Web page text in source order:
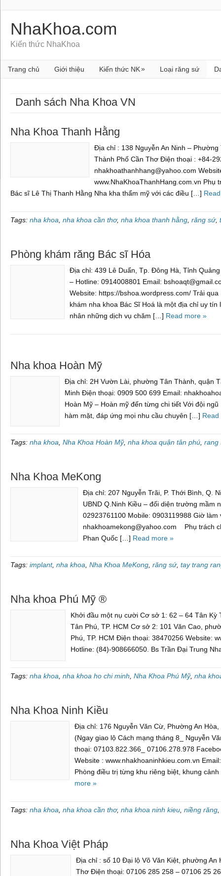
NhaKhoa.com
Kiến thức NhaKhoa
Trang chủ Giới thiệu Kiến thức NK» Loại răng sứ
Danh sách Nha Khoa VN
Nha Khoa Thanh Hằng
Địa chỉ : 138 Nguyễn An Ninh – Phường
Thành Phố Cần Thơ Điện thoại : +84-
nhakhoathanhhang@yahoo.com
www.NhaKhoaThanhHang.com.vn Phụ
Bác sĩ Lê Thị Thanh Hằng Nha kha thẩm mỹ với các điều […]
Tags: nha khoa nha khoa cần thơ, nha khoa thanh hằng răng sứ,
Phòng khám răng Bác sĩ Hóa
Địa chỉ: 439 Lê Duẩn, Tp. Đông Hà, Tỉnh
– Hotline: 0914008801 Email:
Website: https://bshoa.wordpress.com/ Trải
khám nha khoa Bác Sĩ Hoá là một địa chỉ uy
nhân những dịch vụ chăm […] Read more »
Nha khoa Hoàn Mỹ
Địa chỉ: 2H Vườn Lài, phường Tân Thành, quận
Minh Điện thoại: 0909 500 699 Email:
Hoàn Mỹ – Hoàn mỹ đến từng chi tiết Với đội
hàm mặt, đáp ứng mọi nhu cầu chuyên […] Read
Tags: nha khoa Nha Khoa Hoàn Mỹ, nha khoa quận tân phú rang
Nha Khoa MeKong
Địa chỉ: 207 Nguyễn Trãi, P. Thới Bình, Q.
UBND Q.Ninh Kiều – đối diện trường mầm
02923761100 Mobile: 0903119988 Giờ
nhakhoamekong@yahoo.com Phụ trách
Phan Quốc […] Read more »
Tags: implant, nha khoa Nha Khoa MeKong răng sứ, tay trang
Nha khoa Phú Mỹ ®
Khởi đầu một nụ cười Cơ sở 1: 62 – 64 Tân Kỳ
Tân Phú, TP. HCM Cơ sở 2: 101 Văn Cao,
Phú, TP. HCM Điện thoại: 38470256 Website:
Hotline: (84)-908666050. Bs Trần Đại Trung
Tags: nha khoa nha khoa ho chi minh Nha Khoa Phú Mỹ, nha
Nha Khoa Ninh Kiều
Địa chỉ: 176 Nguyễn Văn Cừ, Phường An
(Ngay giao lộ Cách mạng tháng 8_ Nguyễn
thoại: 07103.822.366_ 07106.278.978
Website : www.nhakhoaninhkieu.com.vn
Phòng điều trị từng khu riêng biệt, khung
more »
Tags: nha khoa nha khoa cần thơ, nha khoa ninh kieu niềng răng
Nha Khoa Việt Pháp
Địa chỉ : số 10 Đại lộ Võ Văn Kiệt, phường An
Thơ Điện thoại: 07106 285 258 – 07106 25